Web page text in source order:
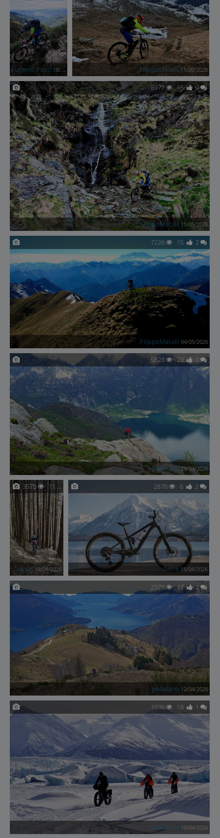
Eugenio Pozzi 18/05/2026 FilippoMacalli 11/05/2026
8977 15 0
FilippoMacalli 11/05/2026
7226 15 2
FilippoMacalli 04/05/2026
5823 23 0
pedalario 29/04/2026
3570 11 0
ebsat 19/04/2026
2878 6 2
Aerre 15/04/2026
2373 17 2
pedalario 12/04/2026
1936 18 1
modoloale 10/04/2026